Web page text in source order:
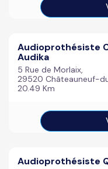
Audioprothésiste
Audika
5 Rue de Morlaix,
29520 Châteauneuf-
20.49 Km
Audioprothésiste